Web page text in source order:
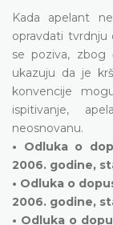
Kada apelant
opravdati tvrdnju
se poziva, zbog
ukazuju da je
konvencije
ispitivanje,
neosnovanu.
• Odluka o
2006. godine,
• Odluka o
2006. godine,
• Odluka o